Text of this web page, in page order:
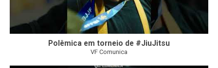
Polêmica em torneio de #JiuJitsu
VF Comunica